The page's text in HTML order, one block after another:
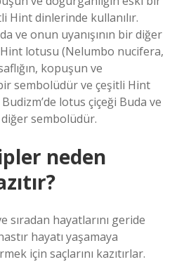
Hint dinlerinde kullanılır.
ve onun uyanışının bir diğer
lotusu (Nelumbo nucifera,
kopuşun ve
sembolüdür ve çeşitli Hint
lotus çiçeği Buda ve
diğer sembolüdür.
neden
sıradan hayatlarını geride
hayatı yaşamaya
için saçlarını kazıtırlar.